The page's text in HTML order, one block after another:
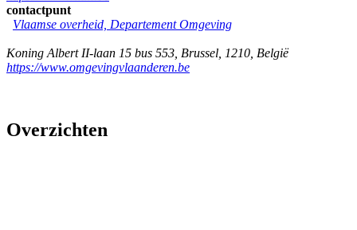
contactpunt
Vlaamse overheid, Departement Omgeving
Koning Albert II-laan 15 bus 553 Brussel 1210 België
https://www.omgevingvlaanderen.be
Overzichten